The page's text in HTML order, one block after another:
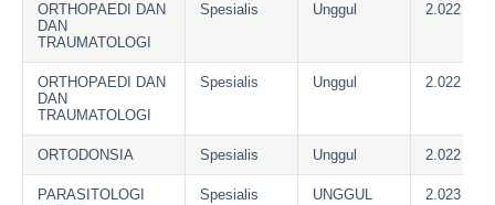
ORTHOPAEDI DAN
DAN
TRAUMATOLOGI
Spesialis Unggul 2.022
ORTHOPAEDI DAN
DAN
TRAUMATOLOGI
Spesialis Unggul 2.022
ORTODONSIA Spesialis Unggul 2.022
PARASITOLOGI
Spesialis UNGGUL 2.023